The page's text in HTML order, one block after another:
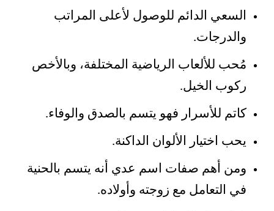
السعي الدائم للوصول لأعلى المراتب
والدرجات.
مُحب للألعاب الرياضية المختلفة، وبالأخص
ركوب الخيل.
كاتم للأسرار فهو يتسم بالصدق والوفاء.
يحب اختيار الألوان الداكنة.
ومن أهم صفات اسم عدي أنه يتسم بالحنية
في التعامل مع زوجته وأولاده.